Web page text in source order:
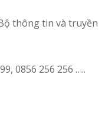
thông tin và truyền
0856 256 256 …..